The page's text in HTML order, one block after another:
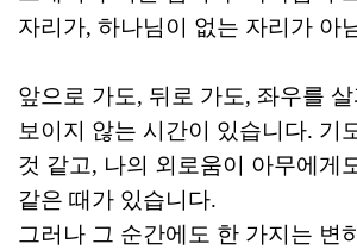
자리가, 하나님이 없는 자리가 아
앞으로 가도, 뒤로 가도, 좌우를 살
보이지 않는 시간이 있습니다. 기
것 같고, 나의 외로움이 아무에게
같은 때가 있습니다.
그러나 그 순간에도 한 가지는 변